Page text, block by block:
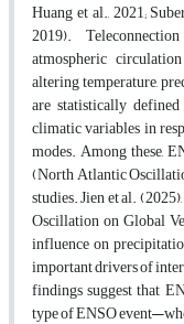
Huang et al., 2021;
2019).
atmospheric
altering temperature,
are statistically
climatic variables in
modes. Among these,
(North Atlantic
studies. Jien et al.
Oscillation on Global
influence on
important drivers of
findings suggest that
type of ENSO